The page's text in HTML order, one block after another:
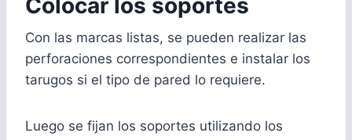
Con las marcas listas, se pueden realizar las
perforaciones correspondientes e instalar los
tarugos si el tipo de pared lo requiere.
Luego se fijan los soportes utilizando los